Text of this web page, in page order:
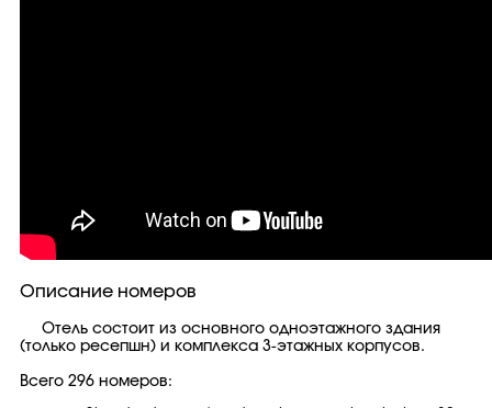
Описание номеров
Отель состоит из основного одноэтажного здания
(только ресепшн) и комплекса 3-этажных корпусов.
Всего 296 номеров: